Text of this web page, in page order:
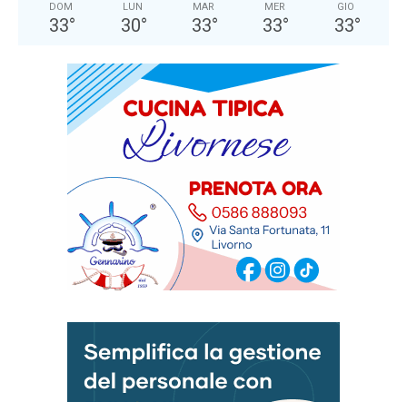
DOM
33°
LUN
30°
MAR
33°
MER
33°
GIO
33°